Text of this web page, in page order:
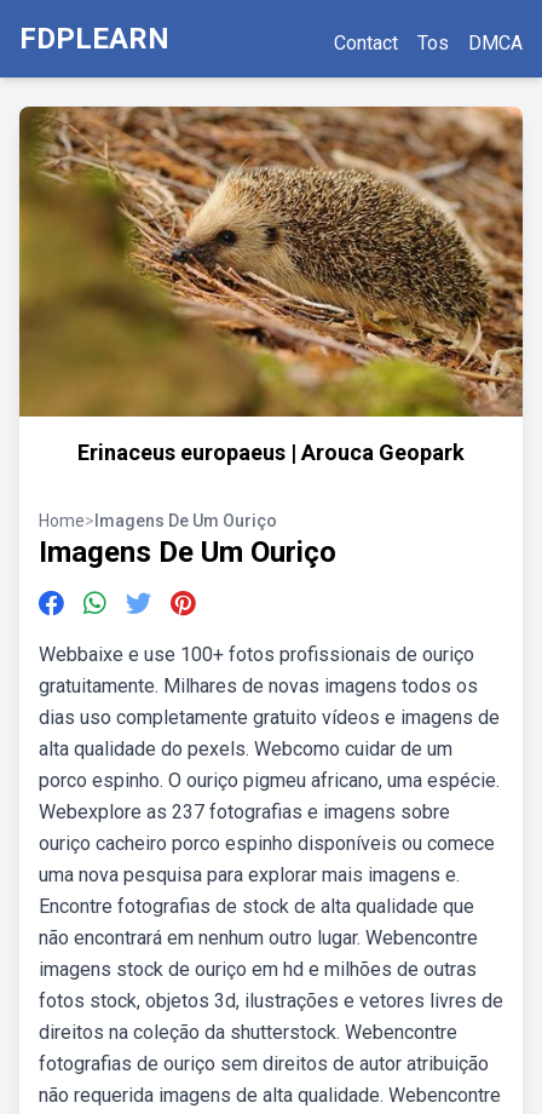
FDPLEARN Contact Tos DMCA
Erinaceus europaeus | Arouca Geopark
Home> Imagens De Um Ouriço
Imagens De Um Ouriço
Webbaixe e use 100+ fotos profissionais de ouriço
gratuitamente. Milhares de novas imagens todos os
dias uso completamente gratuito vídeos e imagens de
alta qualidade do pexels. Webcomo cuidar de um
porco espinho. O ouriço pigmeu africano, uma espécie.
Webexplore as 237 fotografias e imagens sobre
ouriço cacheiro porco espinho disponíveis ou comece
uma nova pesquisa para explorar mais imagens e.
Encontre fotografias de stock de alta qualidade que
não encontrará em nenhum outro lugar. Webencontre
imagens stock de ouriço em hd e milhões de outras
fotos stock, objetos 3d, ilustrações e vetores livres de
direitos na coleção da shutterstock. Webencontre
fotografias de ouriço sem direitos de autor atribuição
não requerida imagens de alta qualidade. Webencontre